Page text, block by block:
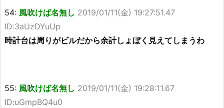
54: 風吹けば名無し 2019/01/11(金) 19:27:51.47
ID:3aUzDYuUp
時計台は周りがビルだから余計しょぼく見えてしまうわ
55: 風吹けば名無し 2019/01/11(金) 19:28:11.67
ID:uGmpBQ4u0